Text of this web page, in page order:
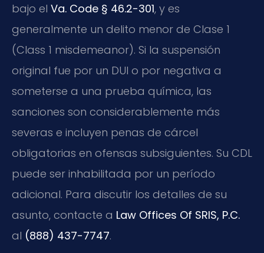
bajo el Va. Code § 46.2-301, y es
generalmente un delito menor de Clase 1
(Class 1 misdemeanor). Si la suspensión
original fue por un DUI o por negativa a
someterse a una prueba química, las
sanciones son considerablemente más
severas e incluyen penas de cárcel
obligatorias en ofensas subsiguientes. Su CDL
puede ser inhabilitada por un período
adicional. Para discutir los detalles de su
asunto, contacte a Law Offices Of SRIS, P.C.
al (888) 437-7747.